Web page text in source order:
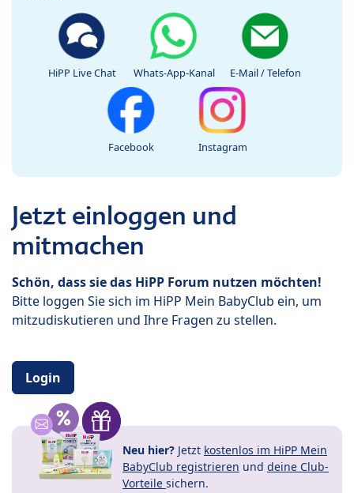
HiPP Live Chat Whats-App-Kanal E-Mail / Telefon
Facebook Instagram
Jetzt einloggen und
mitmachen
Schön, dass sie das HiPP Forum nutzen möchten!
Bitte loggen Sie sich im HiPP Mein BabyClub ein, um
mitzudiskutieren und Ihre Fragen zu stellen.
Login
Neu hier? Jetzt kostenlos im HiPP Mein
BabyClub registrieren und deine Club-
Vorteile sichern.